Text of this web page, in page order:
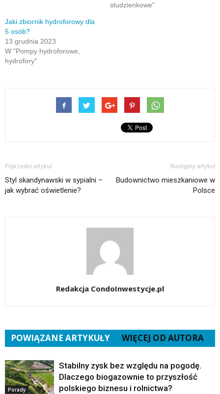
studzienkowe"
Jaki zbiornik hydroforowy dla
5 osób?
13 grudnia 2023
W "Pompy hydroforowe,
hydrofory"
Poprzedni artykuł
Styl skandynawski w sypialni –
jak wybrać oświetlenie?
Następny artykuł
Budownictwo mieszkaniowe w
Polsce
Redakcja CondoInwestycje.pl
POWIĄZANE ARTYKUŁY WIĘCEJ OD AUTORA
Porady
Stabilny zysk bez względu na pogodę.
Dlaczego biogazownie to przyszłość
polskiego biznesu i rolnictwa?